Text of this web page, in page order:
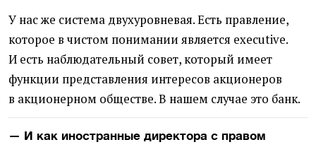
У нас же система двухуровневая. Есть правление,
которое в чистом понимании является executive.
И есть наблюдательный совет, который имеет
функции представления интересов акционеров
в акционерном обществе. В нашем случае это банк.
— И как иностранные директора с правом